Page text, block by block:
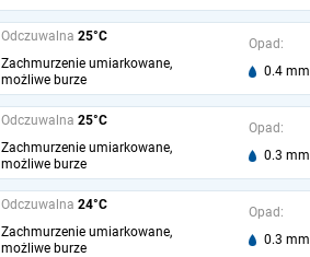
Odczuwalna 25°C
Zachmurzenie umiarkowane,
możliwe burze
Opad:
0.4 mm
Odczuwalna 25°C
Zachmurzenie umiarkowane,
możliwe burze
Opad:
0.3 mm
Odczuwalna 24°C
Zachmurzenie umiarkowane,
możliwe burze
Opad:
0.3 mm